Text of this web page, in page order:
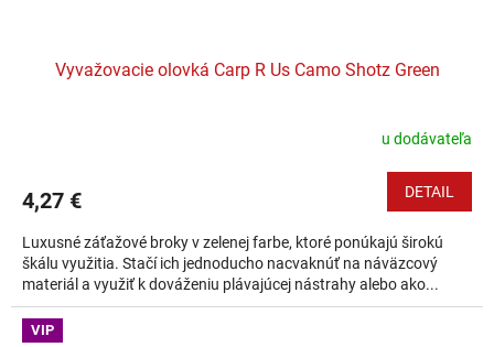
Vyvažovacie olovká Carp R Us Camo Shotz Green
u dodávateľa
4,27 € DETAIL
Luxusné záťažové broky v zelenej farbe, ktoré ponúkajú širokú
škálu využitia. Stačí ich jednoducho nacvaknúť na náväzcový
materiál a využiť k dováženiu plávajúcej nástrahy alebo ako...
VIP